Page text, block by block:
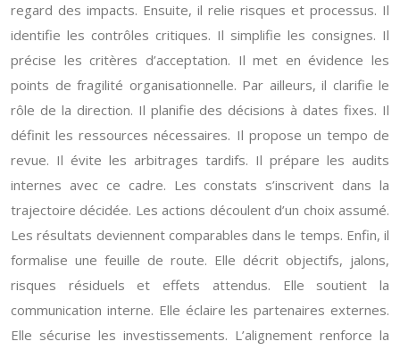
regard des impacts. Ensuite, il relie risques et processus. Il
identifie les contrôles critiques. Il simplifie les consignes. Il
précise les critères d’acceptation. Il met en évidence les
points de fragilité organisationnelle. Par ailleurs, il clarifie le
rôle de la direction. Il planifie des décisions à dates fixes. Il
définit les ressources nécessaires. Il propose un tempo de
revue. Il évite les arbitrages tardifs. Il prépare les audits
internes avec ce cadre. Les constats s’inscrivent dans la
trajectoire décidée. Les actions découlent d’un choix assumé.
Les résultats deviennent comparables dans le temps. Enfin, il
formalise une feuille de route. Elle décrit objectifs, jalons,
risques résiduels et effets attendus. Elle soutient la
communication interne. Elle éclaire les partenaires externes.
Elle sécurise les investissements. L’alignement renforce la